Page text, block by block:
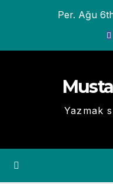
Per. Ağu
Yazmak